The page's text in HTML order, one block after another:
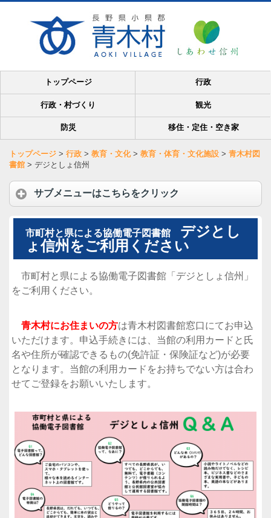
トップページ 行政
行政・村づくり 観光
防災 移住・定住・空き家
トップページ > 行政 > 教育・文化> 教育・体育・文化施設 > 青木村図
書館 > デジとしょ信州
サブメニューはこちらをクリック
市町村と県による協働電子図書館 デジとし
ょ信州をご利用ください
市町村と県による協働電子図書館「デジとしょ信州」
をご利用ください。
青木村にお住まいの方は青木村図書館窓口にてお申込
いただけます。申込手続きには、当館の利用カードと氏
名や住所が確認できるもの(免許証・保険証など)が必要
となります。当館の利用カードをお持ちでない方は合わ
せてご登録をお願いいたします。